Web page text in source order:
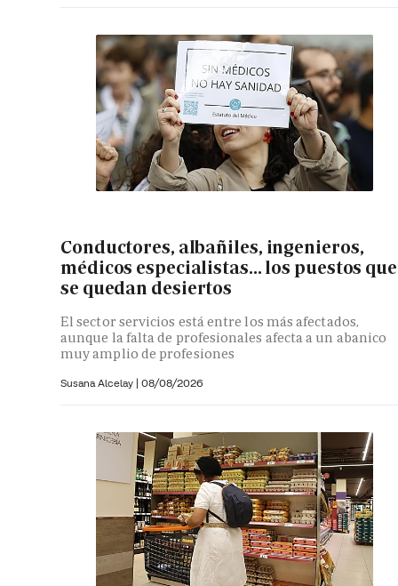
Conductores, albañiles, ingenieros,
médicos especialistas... los puestos que
se quedan desiertos
El sector servicios está entre los más afectados,
aunque la falta de profesionales afecta a un abanico
muy amplio de profesiones
Susana Alcelay | 08/08/2026